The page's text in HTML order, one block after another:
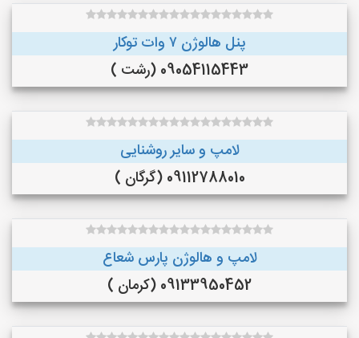
پنل هالوژن ۷ وات توکار
09054115443 (رشت )
لامپ و سایر روشنایی
09112788010 (گرگان )
لامپ و هالوژن پارس شعاع
09133950452 (کرمان )